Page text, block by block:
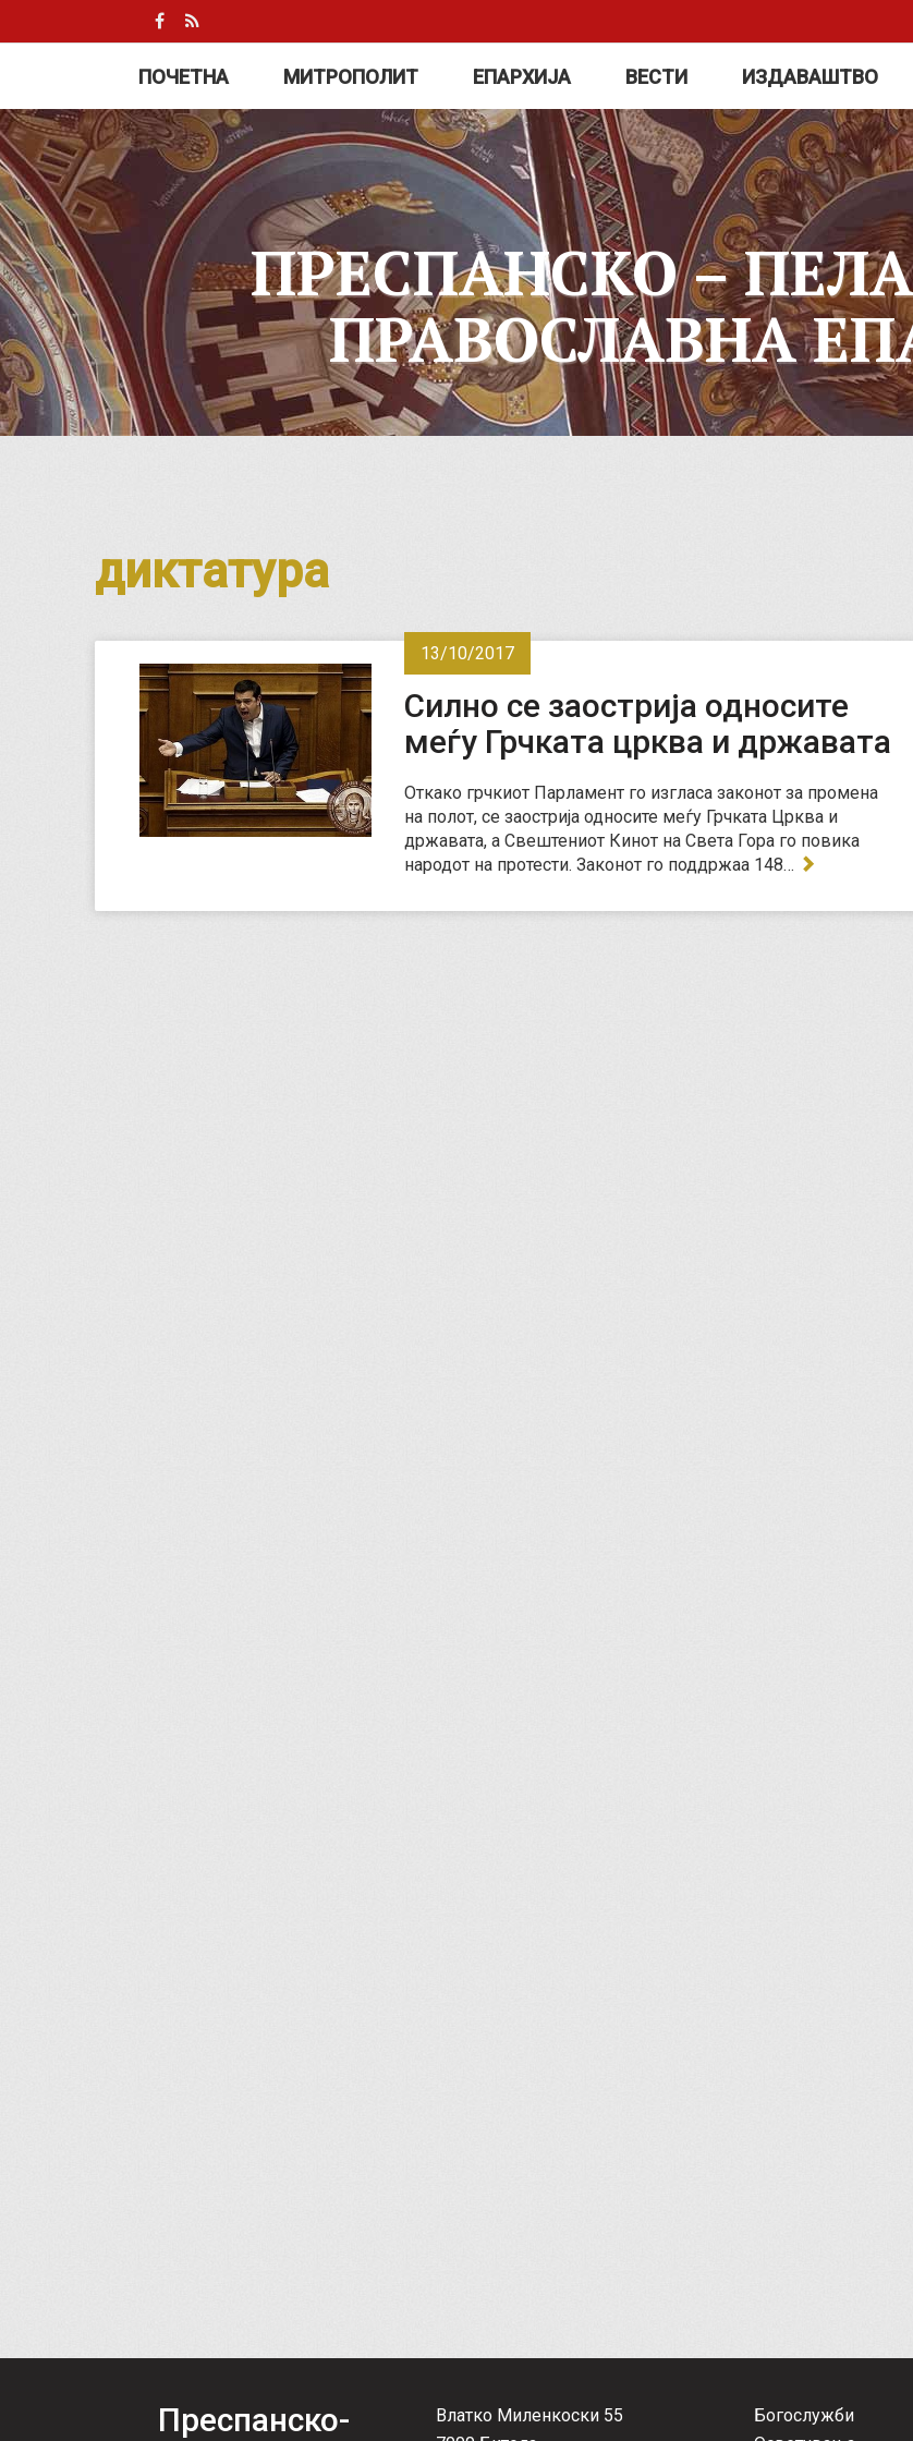
ПОЧЕТНА МИТРОПОЛИТ ЕПАРХИЈА ВЕСТИ ИЗДАВАШТВО
ПРЕСПАНСКО –
ПРАВОСЛАВНА
диктатура
13/10/2017
Силно се заострија односите
меѓу Грчката црква и државата
Откако грчкиот Парламент го изгласа законот за промена
на полот, се заострија односите меѓу Грчката Црква и
државата, а Свештениот Кинот на Света Гора го повика
народот на протести. Законот го поддржаа 148…
Преспанско-
Влатко Миленкоски 55
Богослужби